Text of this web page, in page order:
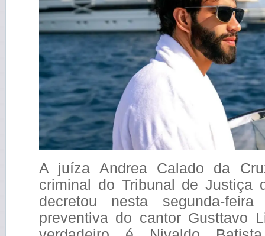
A juíza Andrea Calado da
criminal do Tribunal de Justiça
decretou nesta segunda-
preventiva do cantor Gusttavo